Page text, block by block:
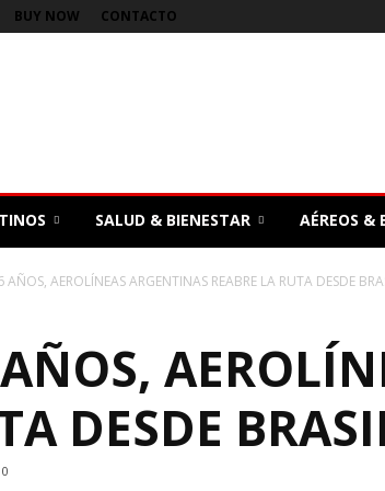
BUY NOW CONTACTO
SALUD & BIENESTAR AÉREOS &
AÑOS, AEROLÍNEAS ARGENTINAS REABRE LA RUTA DESDE
DESDE
0